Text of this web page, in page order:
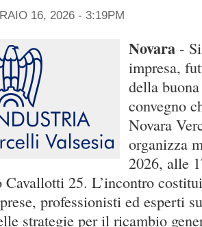
16, 2026 - 3:19PM
Novara -
impresa,
della
convegno
Novara
organizza
2026, alle
Cavallotti 25. L’incontro
professionisti ed esperti
strategie per il ricambio